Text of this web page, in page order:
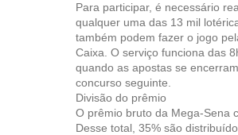
Para participar, é necessário
qualquer uma das 13 mil
também podem fazer o jogo
Caixa. O serviço funciona das
quando as apostas se
concurso seguinte.
Divisão do prêmio
O prêmio bruto da Mega-Sena
Desse total, 35% são